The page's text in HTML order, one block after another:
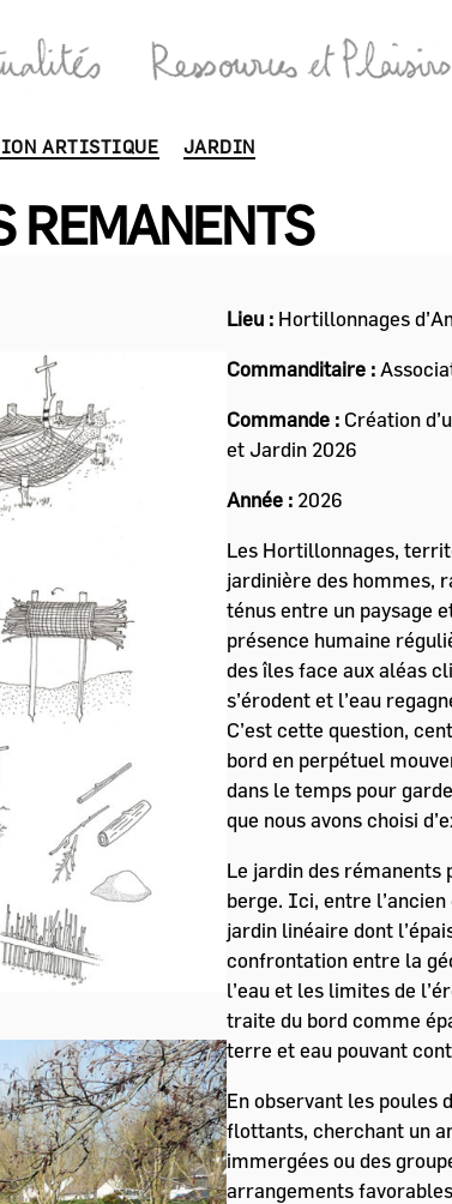
ARTISTIQUE JARDIN
REMANENTS
Lieu :Hortillonnages
Commanditaire :
Commande :Création
et Jardin 2026
Année : 2026
Les Hortillonnages,
jardinière des hommes,
ténus entre un paysage
présence humaine
des îles face aux aléas
s’érodent et l’eau
C’est cette question,
bord en perpétuel
dans le temps pour
que nous avons choisi
Le jardin des rémanents
berge. Ici, entre
jardin linéaire dont
confrontation entre la
l’eau et les limites de
traite du bord comme
terre et eau pouvant
En observant les poules
flottants, cherchant un
immergées ou des
arrangements